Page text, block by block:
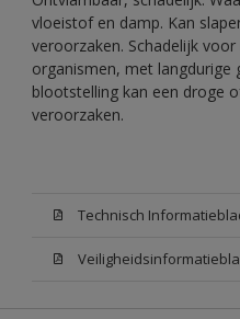
vloeistof en damp. Kan
veroorzaken. Schadelijk
organismen, met langdurige
blootstelling kan een droge
veroorzaken.
Technisch